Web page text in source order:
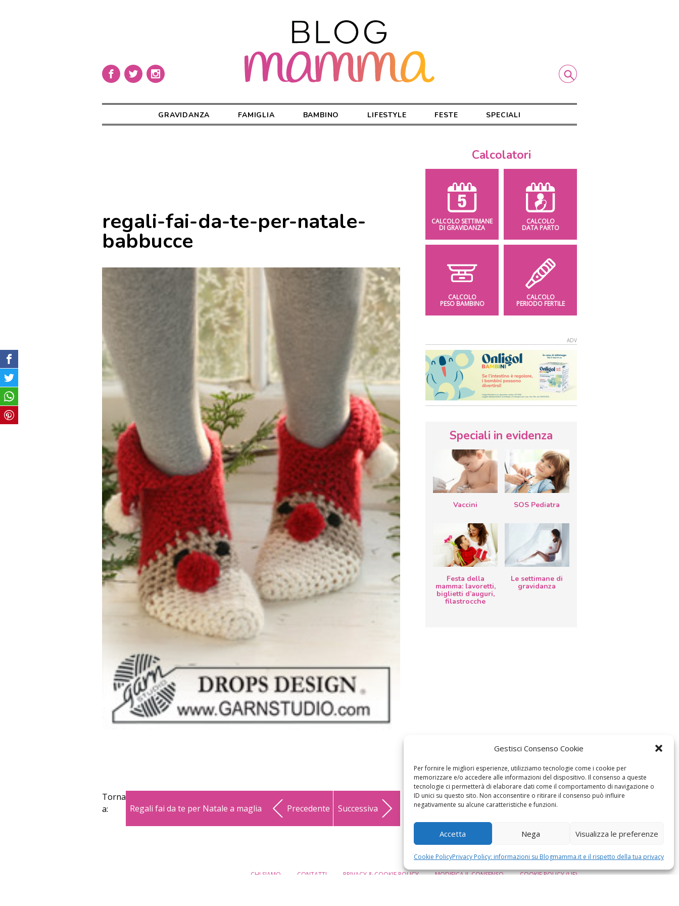
Gestisci Consenso Cookie
Per fornire le migliori esperienze, utilizziamo tecnologie come i cookie per
memorizzare e/o accedere alle informazioni del dispositivo. Il consenso a queste
tecnologie ci permetterà di elaborare dati come il comportamento di navigazione o
ID unici su questo sito. Non acconsentire o ritirare il consenso può influire
negativamente su alcune caratteristiche e funzioni.
Accetta Nega Visualizza le preferenze
Cookie PolicyPrivacy Policy: informazioni su Blogmamma.it e il rispetto della tua privacy
GRAVIDANZA FAMIGLIA BAMBINO LIFESTYLE FESTE SPECIALI
regali-fai-da-te-per-natale-
babbucce
Torna
a:
Regali fai da te per Natale a maglia Precedente Successiva
Calcolatori
CALCOLO SETTIMANE
DI GRAVIDANZA
CALCOLO
DATA PARTO
CALCOLO
PESO BAMBINO
CALCOLO
PERIODO FERTILE
Speciali in evidenza
Vaccini SOS Pediatra
Festa della
mamma: lavoretti,
biglietti d’auguri,
filastrocche
Le settimane di
gravidanza
CHI SIAMO CONTATTI PRIVACY & COOKIE POLICY MODIFICA IL CONSENSO COOKIE POLICY (UE)